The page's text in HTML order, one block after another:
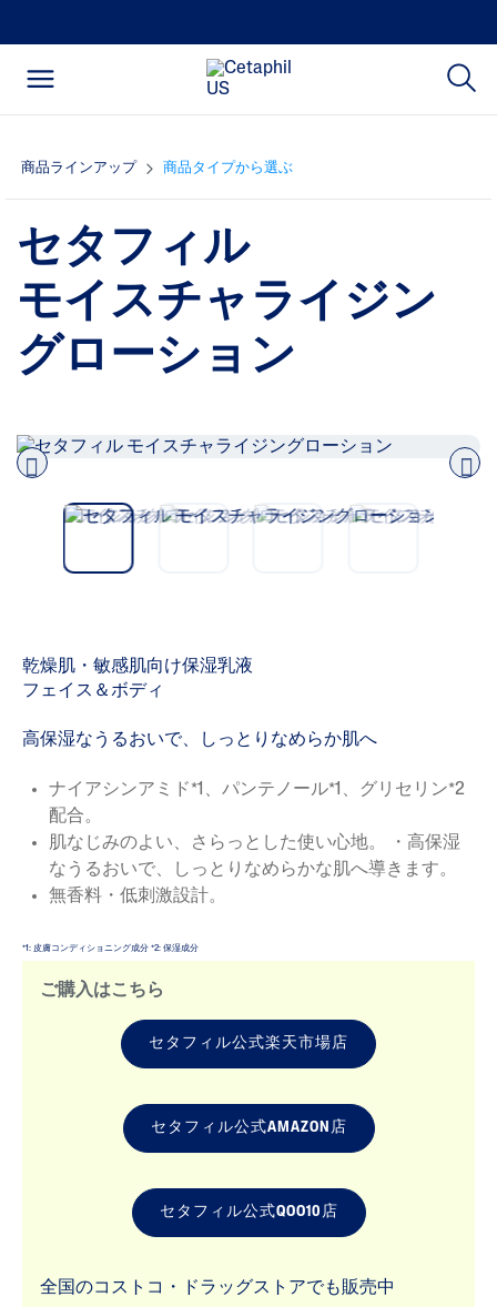
商品ラインアップ 商品タイプから選ぶ
セタフィル
モイスチャライジン
グローション
乾燥肌・敏感肌向け保湿乳液
フェイス＆ボディ
高保湿なうるおいで、しっとりなめらか肌へ
ナイアシンアミド*1、パンテノール*1、グリセリン*2
配合。
肌なじみのよい、さらっとした使い心地。 ・高保湿
なうるおいで、しっとりなめらかな肌へ導きます。
無香料・低刺激設計。
*1: 皮膚コンディショニング成分 *2: 保湿成分
ご購入はこちら
セタフィル公式楽天市場店
セタフィル公式AMAZON店
セタフィル公式QOO10店
全国のコストコ・ドラッグストアでも販売中